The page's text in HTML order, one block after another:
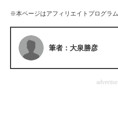
ビジネスと働き方のヒント
AI活用のいまが分かる
企業ITのトレンドを詳説
経営リーダーのコミュニティ
※本ページはアフィリエイトプログラ
筆者：大泉勝彦